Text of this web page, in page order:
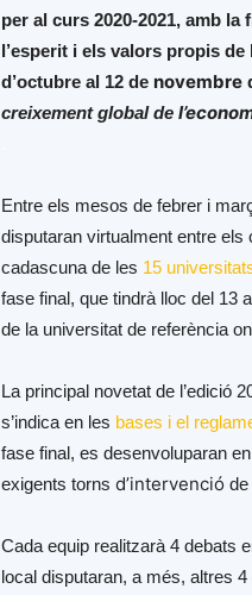
per al curs 2020-2021, amb
l’esperit i els valors propis
d’octubre al 12 de novembre
creixement global de
Entre els mesos de febrer i
disputaran virtualment entre
cadascuna de les 15
fase final, que tindrà lloc del 13
de la universitat de referència
La principal novetat de l’edició
s’indica en les bases i el
fase final, es desenvoluparan
exigents torns d’intervenció de
Cada equip realitzarà 4 debats
local disputaran, a més, altres